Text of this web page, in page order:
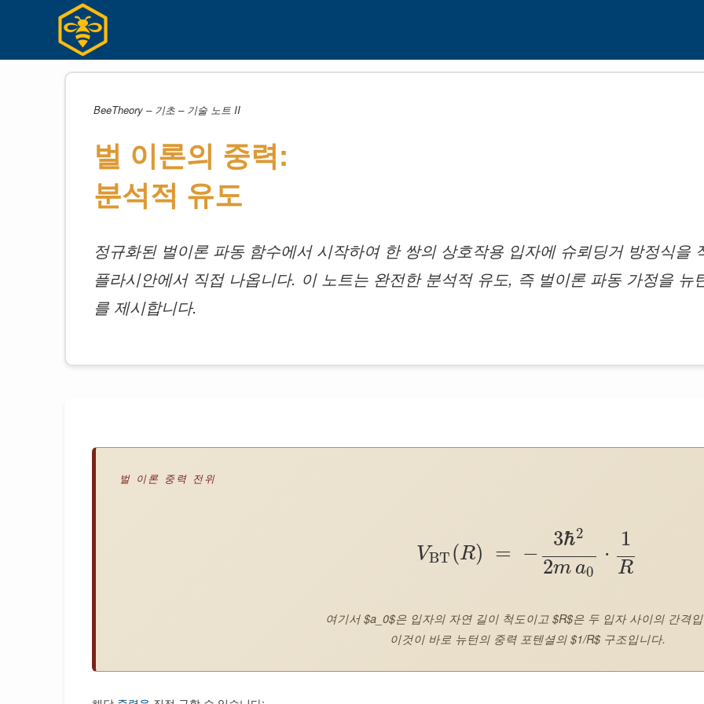
BeeTheory – 기초 – 기술 노트 II
벌 이론의 중력:
분석적 유도
정규화된 벌이론 파동 함수에서 시작하여 한 쌍의 상호작용 입자에 슈뢰딩거 방정식을
플라시안에서 직접 나옵니다. 이 노트는 완전한 분석적 유도, 즉 벌이론 파동 가정을
를 제시합니다.
벌 이론 중력 전위
VBT (R) = −
3ℏ2
2m a0
⋅
1
R
여기서 $a_0$은 입자의 자연 길이 척도이고 $R$은 두 입자 사이의 간격
이것이 바로 뉴턴의 중력 포텐셜의 $1/R$ 구조입니다.